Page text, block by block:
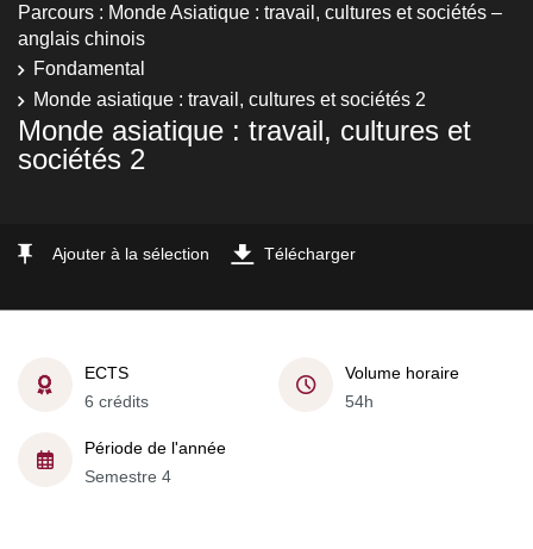
Parcours : Monde Asiatique : travail, cultures et sociétés –
anglais chinois
Fondamental
Monde asiatique : travail, cultures et sociétés 2
Monde asiatique : travail, cultures et
sociétés 2
Ajouter à la sélection Télécharger
ECTS
6 crédits
Volume horaire
54h
Période de l'année
Semestre 4